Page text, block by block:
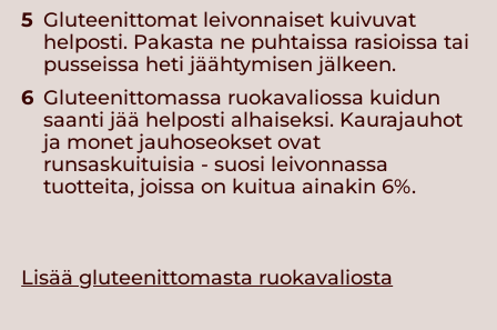
Gluteenittomat leivonnaiset kuivuvat
helposti. Pakasta ne puhtaissa rasioissa tai
pusseissa heti jäähtymisen jälkeen.
Gluteenittomassa ruokavaliossa kuidun
saanti jää helposti alhaiseksi. Kaurajauhot
ja monet jauhoseokset ovat
runsaskuituisia - suosi leivonnassa
tuotteita, joissa on kuitua ainakin 6%.
Lisää gluteenittomasta ruokavaliosta